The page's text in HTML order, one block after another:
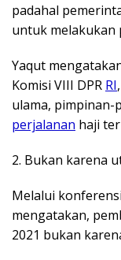
padahal
untuk melakukan
Yaqut
Komisi VIII DPR RI
ulama, pimpinan-
perjalanan haji
2. Bukan karena
Melalui
mengatakan,
2021 bukan